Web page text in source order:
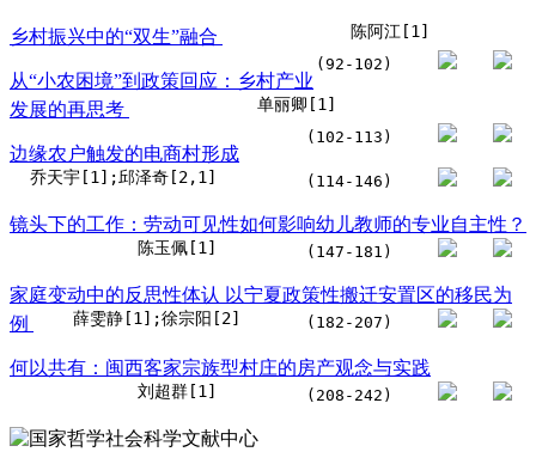
乡村振兴中的“双生”融合 陈阿江[1]
(92-102)
从“小农困境”到政策回应：乡村产业
发展的再思考
单丽卿[1]
(102-113)
边缘农户触发的电商村形成
乔天宇[1];邱泽奇[2,1] (114-146)
镜头下的工作：劳动可见性如何影响幼儿教师的专业自主性？
陈玉佩[1] (147-181)
家庭变动中的反思性体认 以宁夏政策性搬迁安置区的移民为
例
薛雯静[1];徐宗阳[2] (182-207)
何以共有：闽西客家宗族型村庄的房产观念与实践
刘超群[1] (208-242)